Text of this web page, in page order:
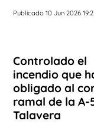
Publicado 10 Jun 2026
Controlado el
incendio que
obligado al
ramal de la A-
Talavera